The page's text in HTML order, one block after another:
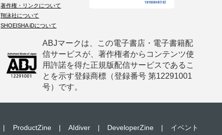
著作権・リンクについて
翔泳社について
SHOEISHA iDについて
ABJマークは、この電子書店・電子書籍配
信サービスが、著作権者からコンテンツ使
用許諾を得た正規版配信サービスであるこ
とを示す登録商標（登録番号 第12291001
号）です。
| ProductZine | AIdiver | DeveloperZine | イベント